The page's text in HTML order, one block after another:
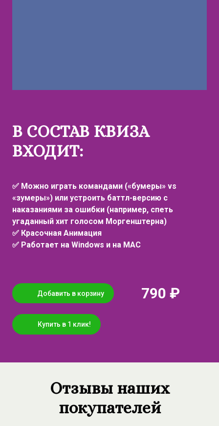
В СОСТАВ КВИЗА
ВХОДИТ:
✅ Можно играть командами («бумеры» vs
«зумеры») или устроить баттл-версию с
наказаниями за ошибки (например, спеть
угаданный хит голосом Моргенштерна)
✅ Красочная Анимация
✅ Работает на Windows и на MAC
Добавить в корзину 790 ₽
Купить в 1 клик!
Отзывы наших
покупателей